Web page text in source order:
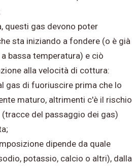
questi gas devono poter
sta iniziando a fondere (o è già
bassa temperatura) e ciò
alla velocità di cottura:
gas di fuoriuscire prima che lo
maturo, altrimenti c'è il rischio
del passaggio dei gas)
dipende da quale
potassio, calcio o altri), dalla